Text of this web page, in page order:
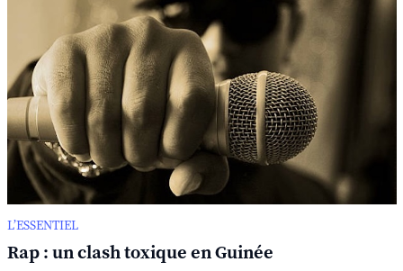
L’ESSENTIEL
Rap : un clash toxique en Guinée